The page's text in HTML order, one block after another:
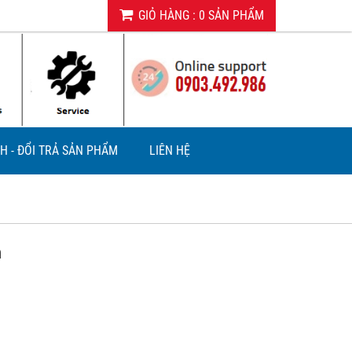
GIỎ HÀNG : 0 SẢN PHẨM
- ĐỔI TRẢ SẢN PHẨM LIÊN HỆ